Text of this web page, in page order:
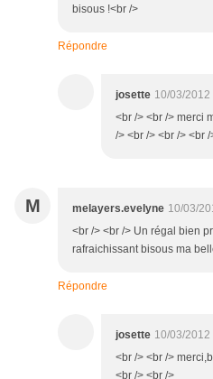
bisous !<br />
Répondre
josette 10/03/2012
<br /> <br /> merci
/> <br /> <br /> <br /
M melayers.evelyne 10/03/
<br /> <br /> Un régal bien
rafraichissant bisous ma
Répondre
josette 10/03/2012
<br /> <br />
<br /> <br />